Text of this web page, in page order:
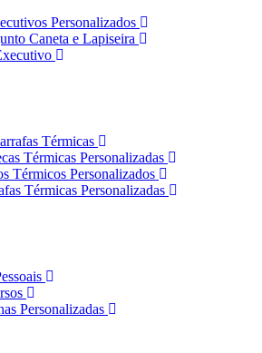
Personalizados
Caneta e Lapiseira
Térmicas
Térmicas Personalizadas
Térmicos Personalizados
Térmicas Personalizadas
Personalizadas